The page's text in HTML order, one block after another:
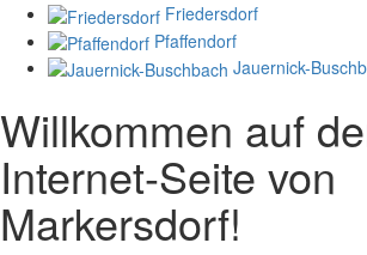
Friedersdorf
Pfaffendorf
Jauernick-
Willkommen auf
Internet-Seite von
Markersdorf!